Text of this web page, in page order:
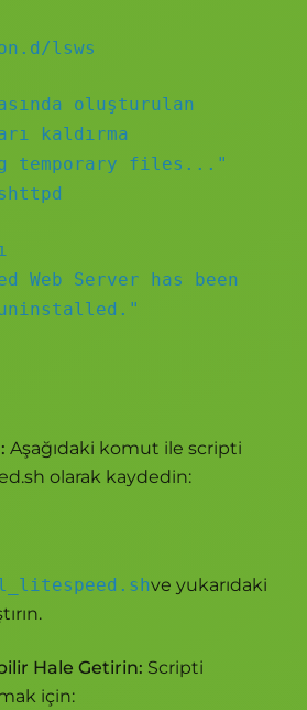
lsws
oluşturulan
kaldırma
temporary files..."
Web Server has been
Aşağıdaki komut ile scripti
olarak kaydedin:
ve yukarıdaki
Hale Getirin: Scripti
için: